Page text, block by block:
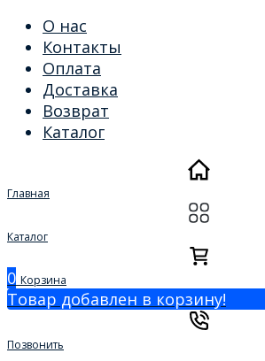
О нас
Контакты
Оплата
Доставка
Возврат
Каталог
Главная
Каталог
0 Корзина
Товар добавлен в корзину!
Позвонить